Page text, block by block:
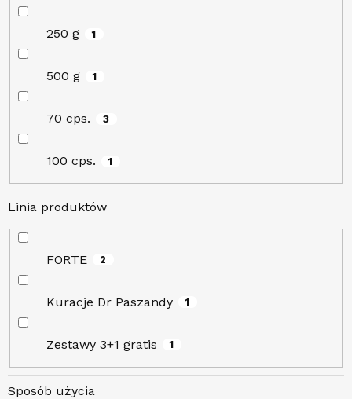
250 g 1
500 g 1
70 cps. 3
100 cps. 1
Linia produktów
FORTE 2
Kuracje Dr Paszandy 1
Zestawy 3+1 gratis 1
Sposób użycia